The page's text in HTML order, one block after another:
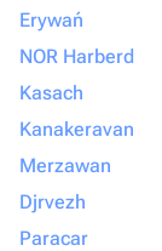
Erywań
NOR Harberd
Kasach
Kanakeravan
Merzawan
Djrvezh
Paracar